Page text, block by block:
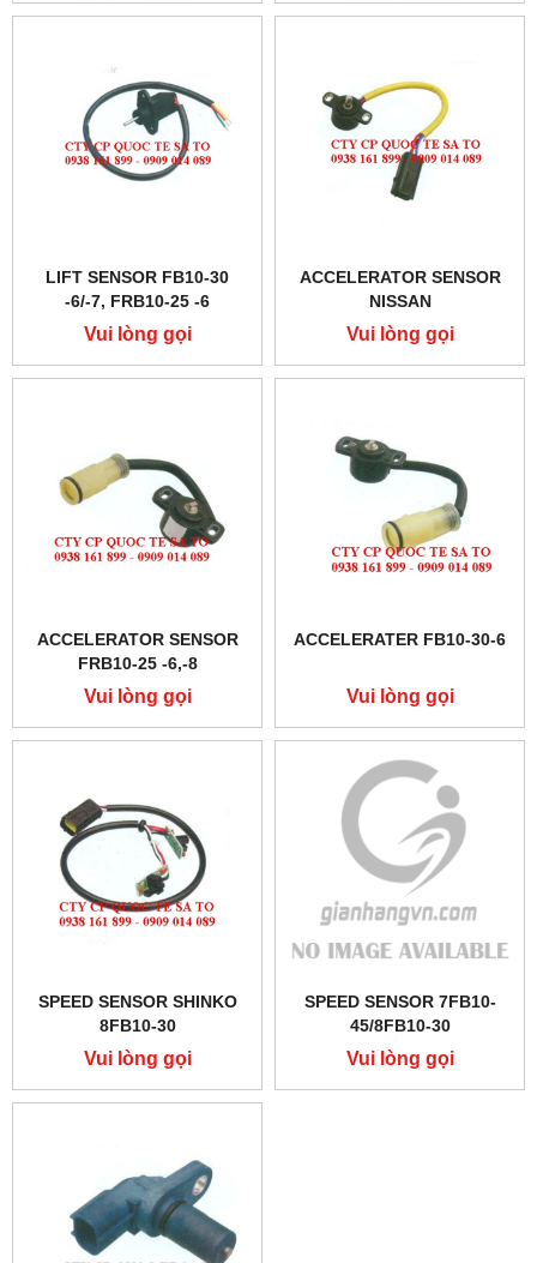
LIFT SENSOR FB10-30
-6/-7, FRB10-25 -6
Vui lòng gọi
ACCELERATOR SENSOR
NISSAN
Vui lòng gọi
ACCELERATOR SENSOR
FRB10-25 -6,-8
Vui lòng gọi
ACCELERATER FB10-30-6
Vui lòng gọi
SPEED SENSOR SHINKO
8FB10-30
Vui lòng gọi
SPEED SENSOR 7FB10-
45/8FB10-30
Vui lòng gọi